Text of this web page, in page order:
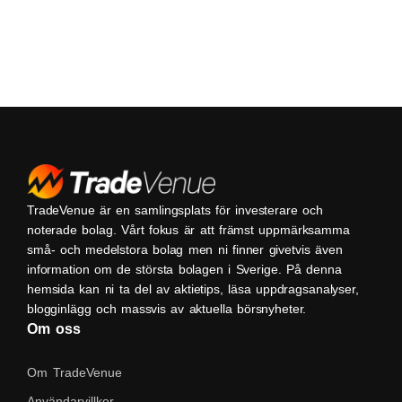
TradeVenue är en samlingsplats för investerare och
noterade bolag. Vårt fokus är att främst uppmärksamma
små- och medelstora bolag men ni finner givetvis även
information om de största bolagen i Sverige. På denna
hemsida kan ni ta del av aktietips, läsa uppdragsanalyser,
blogginlägg och massvis av aktuella börsnyheter.
Om oss
Om TradeVenue